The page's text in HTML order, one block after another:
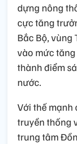
dựng nông
cực tăng
Bắc Bộ, vùng
vào mức
thành điểm
nước.
Với thế mạnh
truyền thống
trung tâm